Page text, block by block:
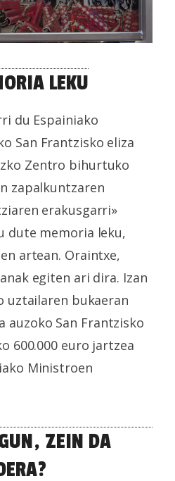
LEKU
du Espainiako
San Frantzisko eliza
Zentro bihurtuko
zapalkuntzaren
erakusgarri»
dute memoria leku,
artean. Oraintxe,
egiten ari dira. Izan
uztailaren bukaeran
auzoko San Frantzisko
600.000 euro jartzea
Ministroen
ZEIN DA